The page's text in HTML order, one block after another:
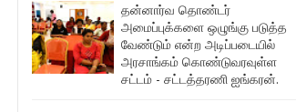
தன்னார்வ தொண்டர்
அமைப்புக்களை ஒழுங்கு படுத்த
வேண்டும் என்ற அடிப்படையில்
அரசாங்கம் கொண்டுவரவுள்ள
சட்டம் - சட்டத்தரணி ஐங்கரன்.